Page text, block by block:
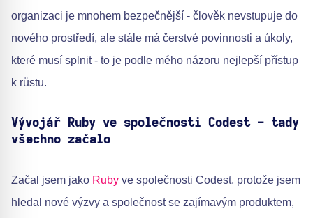
organizaci je mnohem bezpečnější - člověk nevstupuje do
nového prostředí, ale stále má čerstvé povinnosti a úkoly,
které musí splnit - to je podle mého názoru nejlepší přístup
k růstu.
Vývojář Ruby ve společnosti Codest - tady
všechno začalo
Začal jsem jako Ruby ve společnosti Codest, protože jsem
hledal nové výzvy a společnost se zajímavým produktem,